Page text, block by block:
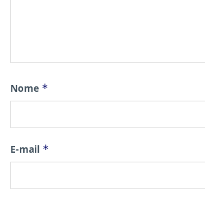
Nome *
E-mail *